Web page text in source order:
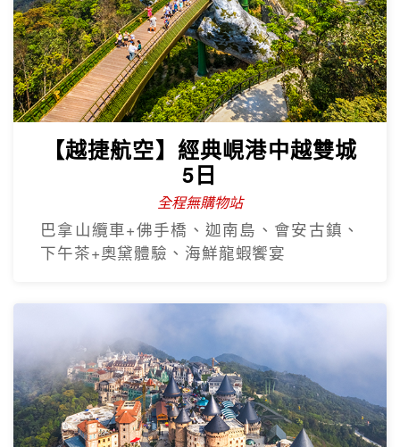
【越捷航空】經典峴港中越雙城
5日
全程無購物站
巴拿山纜車+佛手橋、迦南島、會安古鎮、
下午茶+奧黛體驗、海鮮龍蝦饗宴